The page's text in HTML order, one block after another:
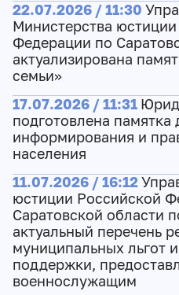
22.07.2026 / 11:30
Министерства
Федерации по
актуализирована
семьи»
17.07.2026 / 11:31
подготовлена памятка
информирования и
населения
11.07.2026 / 16:12
юстиции Российской
Саратовской области
актуальный перечень
муниципальных льгот
поддержки,
военнослужащим